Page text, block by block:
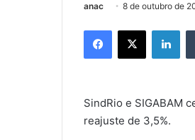
anac 8 de outubro de
Facebook
X
SindRio e SIGABAM
reajuste de 3,5%.